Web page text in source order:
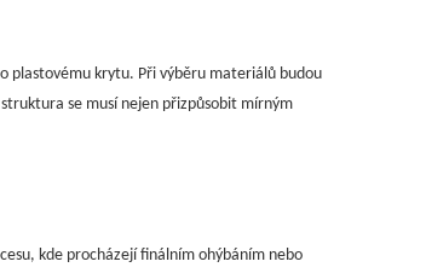
plastovému krytu. Při výběru materiálů budou
se musí nejen přizpůsobit mírným
kde procházejí finálním ohýbáním nebo